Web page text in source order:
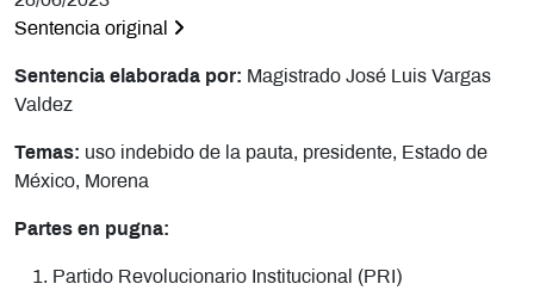
Sentencia original
Sentencia elaborada por: Magistrado José Luis Vargas
Valdez
Temas: uso indebido de la pauta, presidente, Estado de
México, Morena
Partes en pugna:
Partido Revolucionario Institucional (PRI)